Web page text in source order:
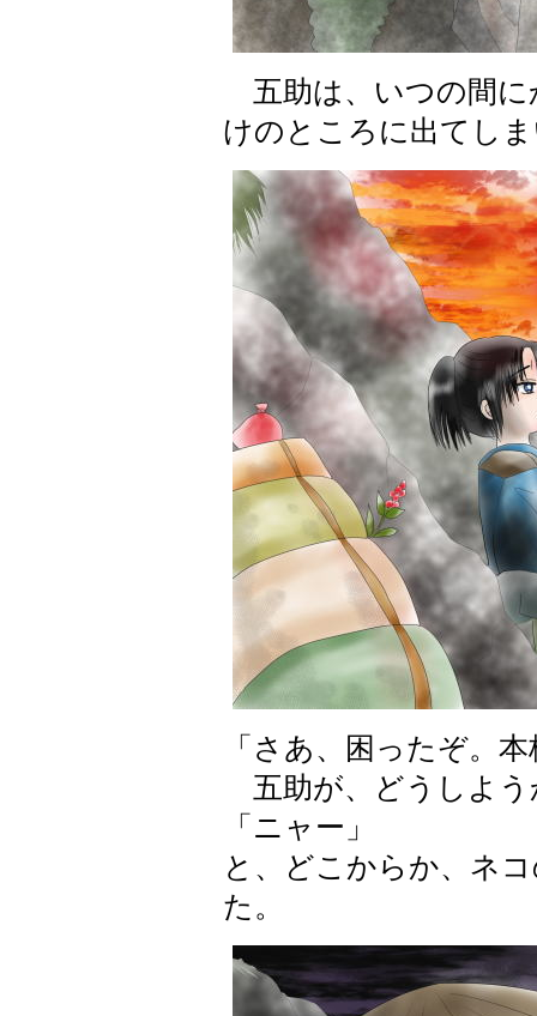
五助は、いつの間に
けのところに出てし
「さあ、困ったぞ。
五助が、どうしよう
「ニャー」
と、どこからか、ネ
た。